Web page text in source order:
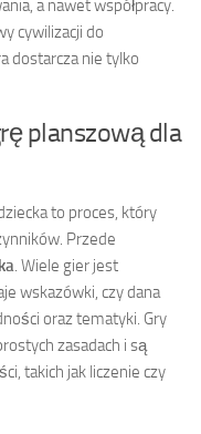
a nawet współpracy.
cywilizacji do
dostarcza nie tylko
planszową dla
to proces, który
Przede
. Wiele gier jest
wskazówki, czy dana
oraz tematyki. Gry
zasadach i są
takich jak liczenie czy